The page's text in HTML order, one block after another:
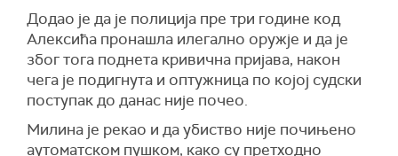
Додао је да је полиција пре три године код
Алексића пронашла илегално оружје и да је
због тога поднета кривична пријава, након
чега је подигнута и оптужница по којој судски
поступак до данас није почео.
Милина је рекао и да убиство није почињено
аутоматском пушком, како су претходно